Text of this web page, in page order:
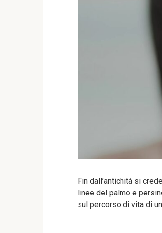
Fin dall’antichità si
linee del palmo e
sul percorso di vita di